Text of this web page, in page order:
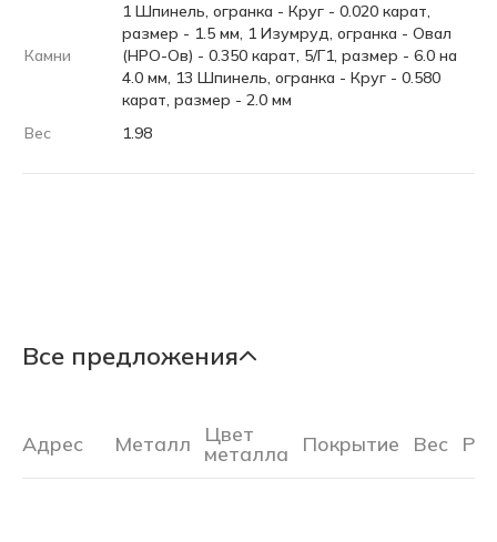
Камни
1 Шпинель, огранка - Круг - 0.020 карат,
размер - 1.5 мм, 1 Изумруд, огранка - Овал
(НРО-Ов) - 0.350 карат, 5/Г1, размер - 6.0 на
4.0 мм, 13 Шпинель, огранка - Круг - 0.580
карат, размер - 2.0 мм
Вес
1.98
Все предложения
Адрес Металл Цвет
металла Покрытие Вес